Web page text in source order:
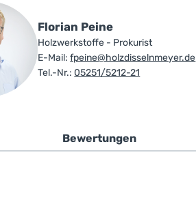
Florian Peine
Holzwerkstoffe - Prokurist
E-Mail: fpeine@holzdisselnmeyer.de
Tel.-Nr.: 05251/5212-21
Bewertungen